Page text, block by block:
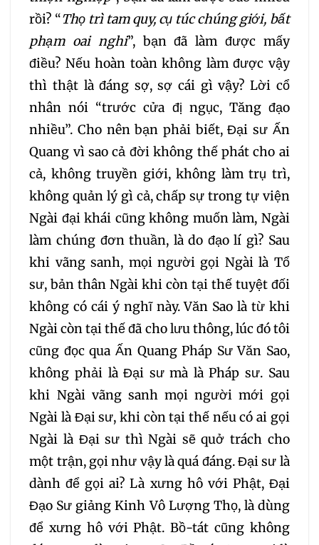
rồi? “Thọ trì tam quy, cụ túc chúng giới, bất
phạm oai nghi”, bạn đã làm được mấy
điều? Nếu hoàn toàn không làm được vậy
thì thật là đáng sợ, sợ cái gì vậy? Lời cổ
nhân nói “trước cửa đị ngục, Tăng đạo
nhiều”. Cho nên bạn phải biết, Đại sư Ấn
Quang vì sao cả đời không thế phát cho ai
cả, không truyền giới, không làm trụ trì,
không quản lý gì cả, chấp sự trong tự viện
Ngài đại khái cũng không muốn làm, Ngài
làm chúng đơn thuần, là do đạo lí gì? Sau
khi vãng sanh, mọi người gọi Ngài là Tổ
sư, bản thân Ngài khi còn tại thế tuyệt đối
không có cái ý nghĩ này. Văn Sao là từ khi
Ngài còn tại thế đã cho lưu thông, lúc đó tôi
cũng đọc qua Ấn Quang Pháp Sư Văn Sao,
không phải là Đại sư mà là Pháp sư. Sau
khi Ngài vãng sanh mọi người mới gọi
Ngài là Đại sư, khi còn tại thế nếu có ai gọi
Ngài là Đại sư thì Ngài sẽ quở trách cho
một trận, gọi như vậy là quá đáng. Đại sư là
dành để gọi ai? Là xưng hô với Phật, Đại
Đạo Sư giảng Kinh Vô Lượng Thọ, là dùng
để xưng hô với Phật. Bồ-tát cũng không